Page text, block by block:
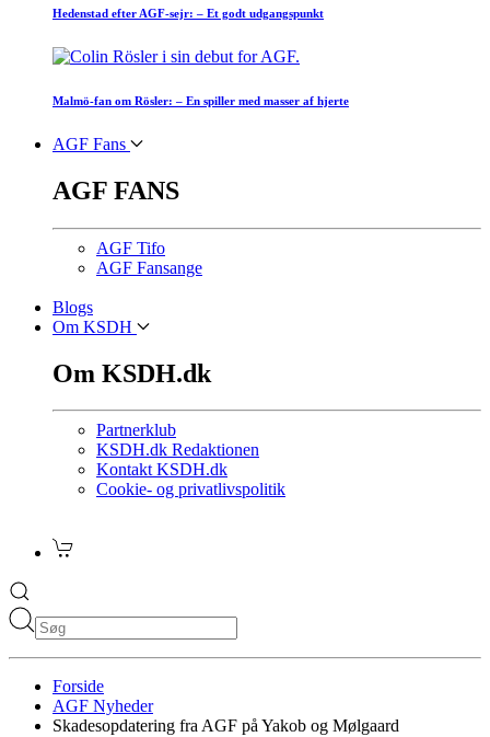
Hedenstad efter AGF-sejr: – Et godt udgangspunkt
Malmö-fan om Rösler: – En spiller med masser af hjerte
AGF Fans
AGF FANS
AGF Tifo
AGF Fansange
Blogs
Om KSDH
Om KSDH.dk
Partnerklub
KSDH.dk Redaktionen
Kontakt KSDH.dk
Cookie- og privatlivspolitik
Forside
AGF Nyheder
Skadesopdatering fra AGF på Yakob og Mølgaard